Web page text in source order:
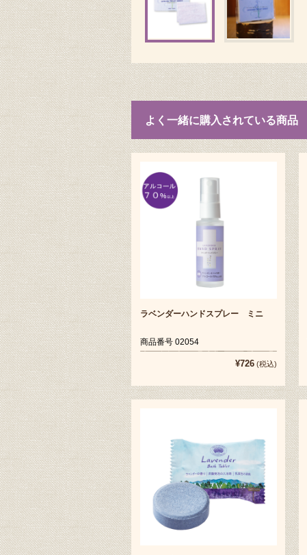
よく一緒に購入されている商品
ラベンダーハンドスプレー ミニ
商品番号 02054
¥726 (税込)